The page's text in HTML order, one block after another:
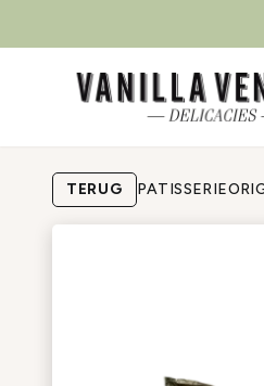
TERUG PATISSERIE